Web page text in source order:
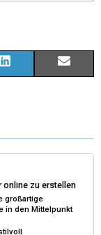
K
D
I
I
online zu erstellen
großartige
in den Mittelpunkt